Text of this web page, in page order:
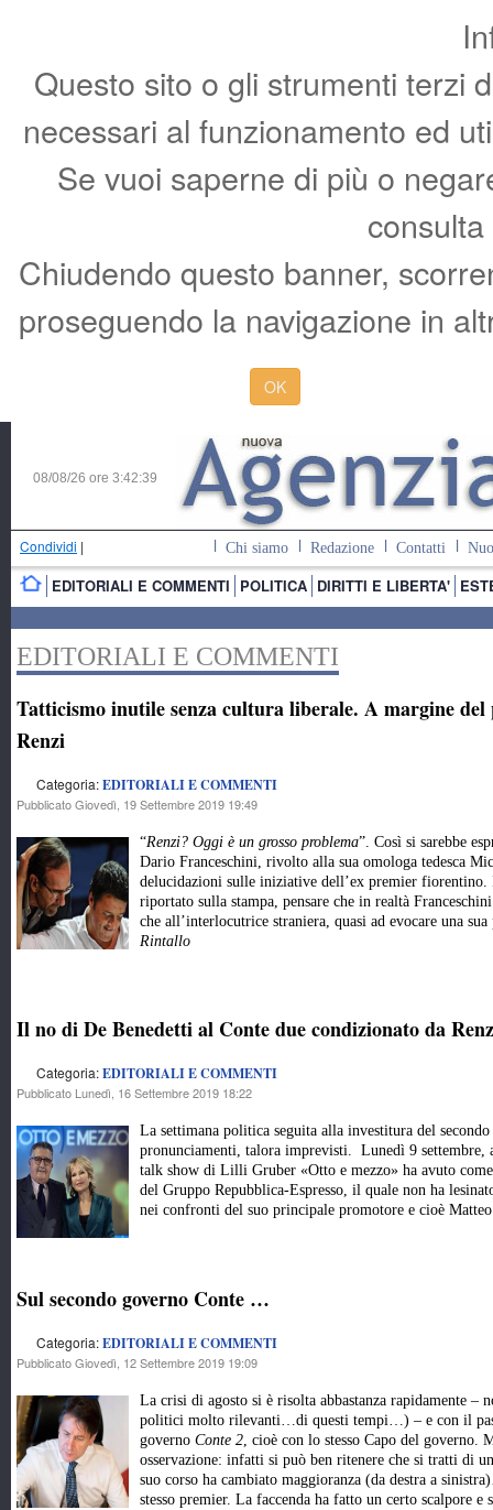
Questo sito o gli strumenti terzi
necessari al funzionamento ed
Se vuoi saperne di più o
Chiudendo questo banner,
proseguendo la navigazione in
OK
08/08/26 ore 3:42:40
Condividi | Chi siamo Redazione Contatti
EDITORIALI E COMMENTI POLITICA DIRITTI E LIBERTA'
EDITORIALI E COMMENTI
Tatticismo inutile senza cultura liberale. A margine del
Renzi
Categoria:EDITORIALI E COMMENTI
Pubblicato Giovedì, 19 Settembre 2019 19:49
“Renzi? Oggi è un grosso problema”. Così si sarebbe
Dario Franceschini, rivolto alla sua omologa tedesca
delucidazioni sulle iniziative dell’ex premier
riportato sulla stampa, pensare che in realtà
che all’interlocutrice straniera, quasi ad evocare una
Rintallo
Il no di De Benedetti al Conte due condizionato da
Categoria:EDITORIALI E COMMENTI
Pubblicato Lunedì, 16 Settembre 2019 18:22
La settimana politica seguita alla investitura del secondo
pronunciamenti, talora imprevisti. Lunedì 9 settembre,
talk show di Lilli Gruber «Otto e mezzo» ha avuto
del Gruppo Repubblica-Espresso, il quale non ha
nei confronti del suo principale promotore e cioè
Sul secondo governo Conte …
Categoria:EDITORIALI E COMMENTI
Pubblicato Giovedì, 12 Settembre 2019 19:09
La crisi di agosto si è risolta abbastanza rapidamente
politici molto rilevanti…di questi tempi…) – e con il
governo Conte 2, cioè con lo stesso Capo del governo.
osservazione: infatti si può ben ritenere che si tratti di
suo corso ha cambiato maggioranza (da destra a
stesso premier. La faccenda ha fatto un certo scalpore